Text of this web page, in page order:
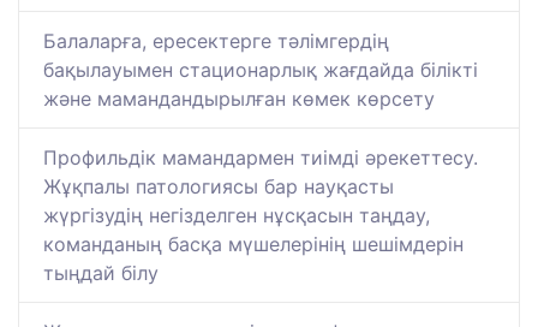
Балаларға, ересектерге тәлімгердің
бақылауымен стационарлық жағдайда білікті
және мамандандырылған көмек көрсету
Профильдік мамандармен тиімді әрекеттесу.
Жұқпалы патологиясы бар науқасты
жүргізудің негізделген нұсқасын таңдау,
команданың басқа мүшелерінің шешімдерін
тыңдай білу